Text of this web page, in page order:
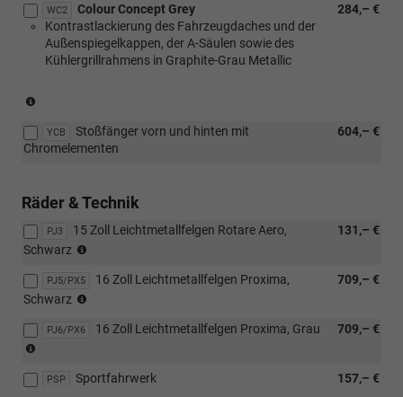
Verbindung
mit
[PJ5]
oder
Schwarz)
WC2 284,– €
Colour Concept Grey
Kontrastlackierung des Fahrzeugdaches und der
Außenspiegelkappen, der A-Säulen sowie des
Kühlergrillrahmens in Graphite-Grau Metallic
Verbindung
mit
[PX9]
Grau)
Verbindung
[PTX]
Anhängerzugvorrichtung
YCB 604,– €
Stoßfänger vorn und hinten mit
Chromelementen
Räder & Technik
PJ3 131,– €
15 Zoll Leichtmetallfelgen Rotare Aero,
Schwarz
Verbindung
Selection
PJ5/PX5 709,– €
16 Zoll Leichtmetallfelgen Proxima,
Schwarz
Verbindung
Selection
PJ6/PX6 709,– €
16 Zoll Leichtmetallfelgen Proxima, Grau
Verbindung
PSP 157,– €
Sportfahrwerk